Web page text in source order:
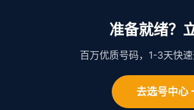
准备就绪？
百万优质号码，1-3天快
去选号中心